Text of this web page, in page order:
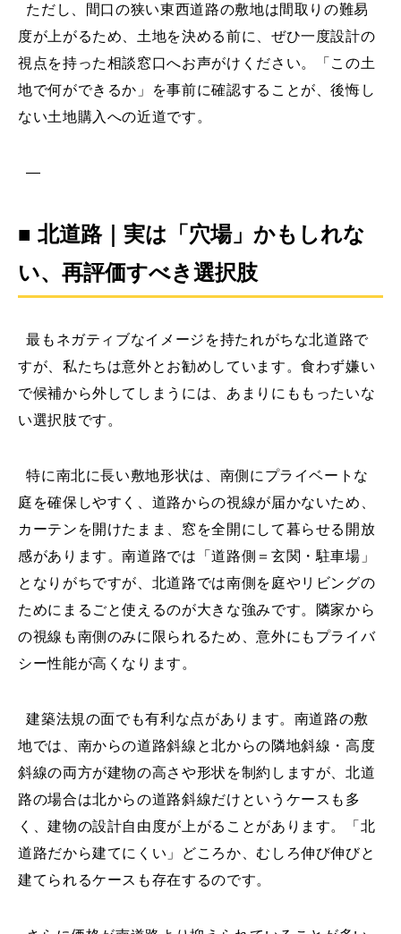
ただし、間口の狭い東西道路の敷地は間取りの難易
度が上がるため、土地を決める前に、ぜひ一度設計の
視点を持った相談窓口へお声がけください。「この土
地で何ができるか」を事前に確認することが、後悔し
ない土地購入への近道です。
—
■ 北道路｜実は「穴場」かもしれな
い、再評価すべき選択肢
最もネガティブなイメージを持たれがちな北道路で
すが、私たちは意外とお勧めしています。食わず嫌い
で候補から外してしまうには、あまりにももったいな
い選択肢です。
特に南北に長い敷地形状は、南側にプライベートな
庭を確保しやすく、道路からの視線が届かないため、
カーテンを開けたまま、窓を全開にして暮らせる開放
感があります。南道路では「道路側＝玄関・駐車場」
となりがちですが、北道路では南側を庭やリビングの
ためにまるごと使えるのが大きな強みです。隣家から
の視線も南側のみに限られるため、意外にもプライバ
シー性能が高くなります。
建築法規の面でも有利な点があります。南道路の敷
地では、南からの道路斜線と北からの隣地斜線・高度
斜線の両方が建物の高さや形状を制約しますが、北道
路の場合は北からの道路斜線だけというケースも多
く、建物の設計自由度が上がることがあります。「北
道路だから建てにくい」どころか、むしろ伸び伸びと
建てられるケースも存在するのです。